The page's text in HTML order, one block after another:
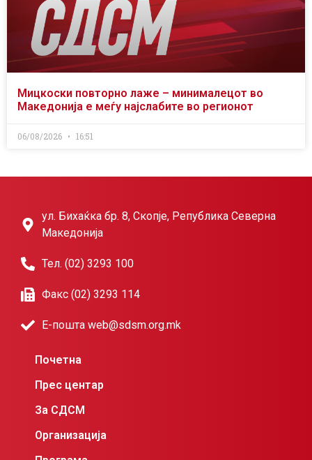
Мицкоски повторно лаже – минималецот во
Македонија е меѓу најслабите во регионот
06/08/2026 16:51
ул. Бихаќка бр. 8, Скопје, Република Северна
Македонија
Тел. (02) 3293 100
Факс (02) 3293 114
Е-пошта web@sdsm.org.mk
Почетна
Прес центар
За СДСМ
Организација